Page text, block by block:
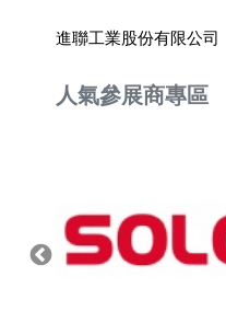
進聯工業股份有限公司
人氣參展商專區